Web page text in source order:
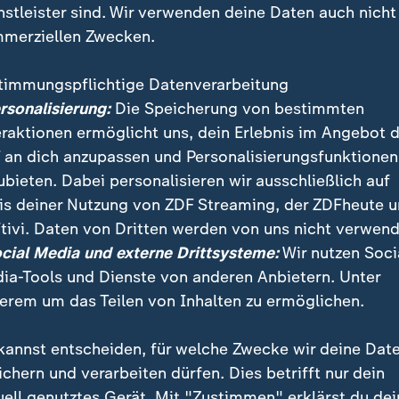
Corona-Zahlen mehren sich in
strengeren Maßnahmen. Durch die neue Omikron-
verschärft.
sind. Wir verwenden deine Daten auch nicht
Zwecken.
Datenverarbeitung
Die Speicherung von bestimmten
ermöglicht uns, dein Erlebnis im Angebot
an dich anzupassen und Personalisierungsfunktionen
Dabei personalisieren wir ausschließlich auf
deiner Nutzung von ZDF Streaming, der ZDFheute
Daten von Dritten werden von uns nicht
Media und externe Drittsysteme:Wir nutzen
Tools und Dienste von anderen Anbietern. Unter
um das Teilen von Inhalten zu ermöglichen.
entscheiden, für welche Zwecke wir deine
und verarbeiten dürfen. Dies betrifft nur dein